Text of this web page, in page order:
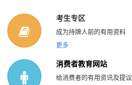
考生专区
成为持牌人前的有用资料
更多
消费者教育网站
给消费者的有用资讯及提议